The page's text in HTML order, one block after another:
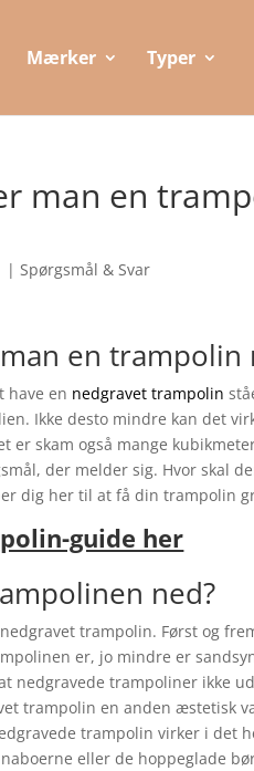
Mærker Typer
man en
|Spørgsmål & Svar
en trampolin
have en nedgravet trampolin
Ikke desto mindre kan det
er skam også mange
der melder sig. Hvor skal
dig her til at få din trampolin
guide her
ned?
trampolin. Først og
er, jo mindre er
nedgravede trampoliner ikke
trampolin en anden æstetisk
trampolin virker i det
eller de hoppeglade